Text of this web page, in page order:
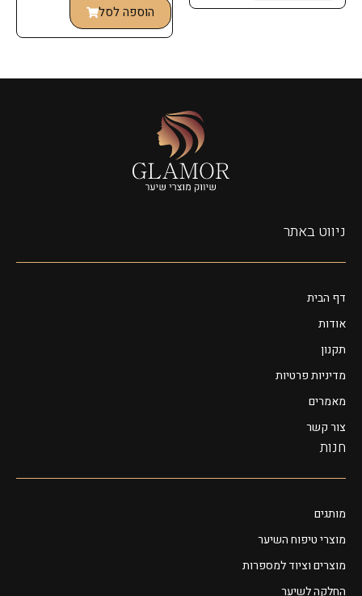
הוספה לסל
ניווט באתר
דף הבית
אודות
תקנון
מדיניות פרטיות
מאמרים
צור קשר
חנות
מותגים
מוצרי טיפוח השיער
מוצרים וציוד למספרות
החלקה לשיער